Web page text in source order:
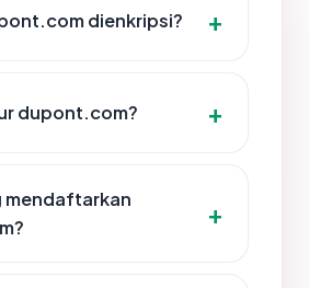
dienkripsi?
dupont.com?
mendaftarkan